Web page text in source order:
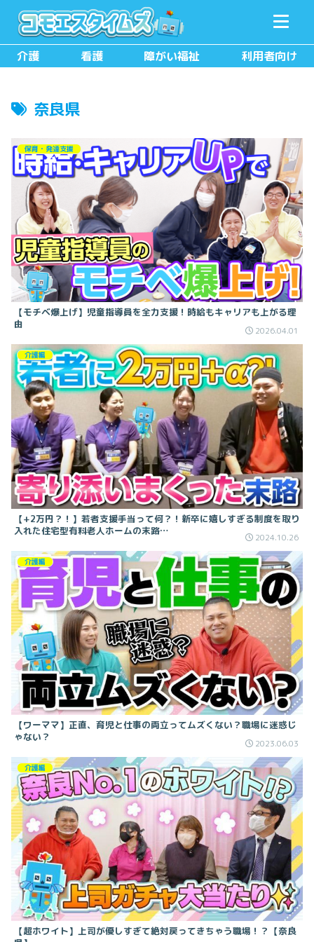
介護 看護 障がい福祉 利用者向け
奈良県
保育・発達支援
【モチベ爆上げ】児童指導員を全力支援！時給もキャリアも上がる理
由
2026.04.01
介護編
【+2万円？！】若者支援手当って何？！新卒に嬉しすぎる制度を取り
入れた住宅型有料老人ホームの末路…
2024.10.26
介護編
【ワーママ】正直、育児と仕事の両立ってムズくない？職場に迷惑じ
ゃない？
2023.06.03
介護編
【超ホワイト】上司が優しすぎて絶対戻ってきちゃう職場！？【奈良
メニュー 検索